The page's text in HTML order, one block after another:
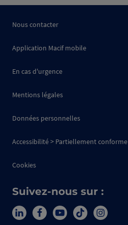
Nous contacter
Application Macif mobile
En cas d'urgence
Mentions légales
Données personnelles
Accessibilité > Partiellement conforme
Cookies
Suivez-nous sur :